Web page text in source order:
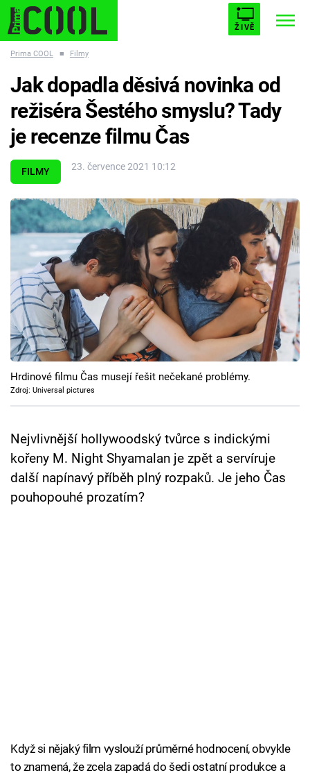
ŽIVĚ
ESCAPE PLNEJ KOTEL AVENGERS 5
Témata
Filmy
Seriály
Hry
Cool Esport
Pořady
TV Program
Přihlášení
Prima COOL ■ Filmy
FILMY 23. července 2021 10:12
Jak dopadla děsivá novinka od
režiséra Šestého smyslu? Tady
je recenze filmu Čas
Hrdinové filmu Čas musejí řešit nečekané problémy.
Zdroj: Universal pictures
Nejvlivnější hollywoodský tvůrce s indickými
kořeny M. Night Shyamalan je zpět a servíruje
další napínavý příběh plný rozpaků. Je jeho Čas
pouhopouhé prozatím?
Když si nějaký film vyslouží průměrné hodnocení, obvykle
to znamená, že zcela zapadá do šedi ostatní produkce a